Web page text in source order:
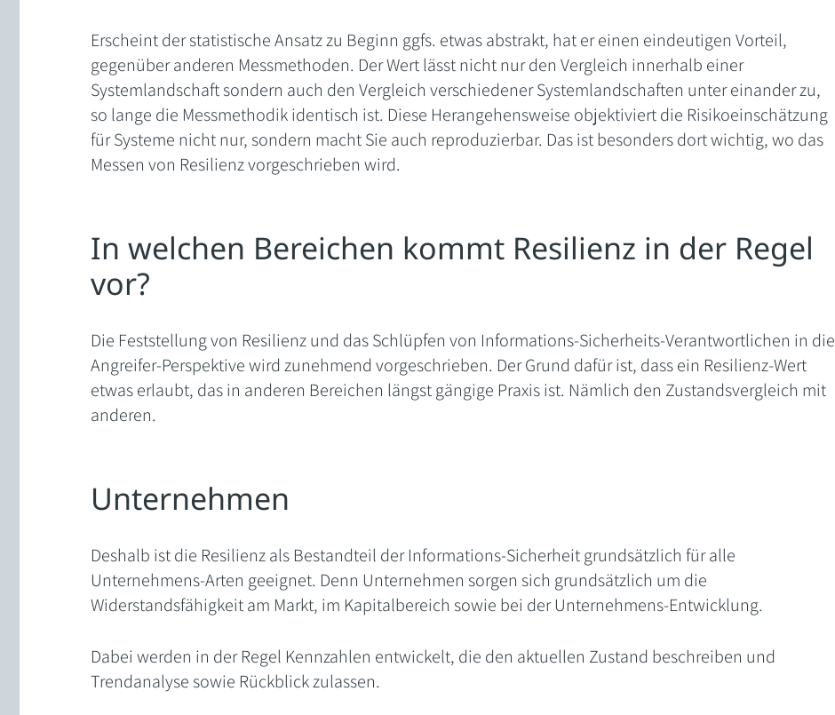
Erscheint der statistische Ansatz zu Beginn ggfs. etwas abstrakt, hat er einen eindeutigen Vorteil,
gegenüber anderen Messmethoden. Der Wert lässt nicht nur den Vergleich innerhalb einer
Systemlandschaft sondern auch den Vergleich verschiedener Systemlandschaften unter einander zu,
so lange die Messmethodik identisch ist. Diese Herangehensweise objektiviert die Risikoeinschätzung
für Systeme nicht nur, sondern macht Sie auch reproduzierbar. Das ist besonders dort wichtig, wo das
Messen von Resilienz vorgeschrieben wird.
In welchen Bereichen kommt Resilienz in der Regel
vor?
Die Feststellung von Resilienz und das Schlüpfen von Informations-Sicherheits-Verantwortlichen in die
Angreifer-Perspektive wird zunehmend vorgeschrieben. Der Grund dafür ist, dass ein Resilienz-Wert
etwas erlaubt, das in anderen Bereichen längst gängige Praxis ist. Nämlich den Zustandsvergleich mit
anderen.
Unternehmen
Deshalb ist die Resilienz als Bestandteil der Informations-Sicherheit grundsätzlich für alle
Unternehmens-Arten geeignet. Denn Unternehmen sorgen sich grundsätzlich um die
Widerstandsfähigkeit am Markt, im Kapitalbereich sowie bei der Unternehmens-Entwicklung.
Dabei werden in der Regel Kennzahlen entwickelt, die den aktuellen Zustand beschreiben und
Trendanalyse sowie Rückblick zulassen.